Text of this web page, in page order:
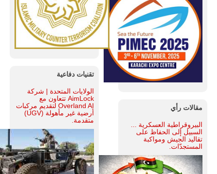
مقالات رأي
البيروقراطية العسكرية ...
السبيل إلى الحفاظ على
تقاليد الجيش ومواكبة
المستجدّات.
تقنيات دفاعية
الولايات المتحدة | شركة
AimLock تتعاون مع
Overland AI لتقديم مركبات
أرضية غير مأهولة (UGV)
متقدمة.